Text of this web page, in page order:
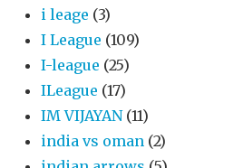
i leage (3)
I League (109)
I-league (25)
ILeague (17)
IM VIJAYAN (11)
india vs oman (2)